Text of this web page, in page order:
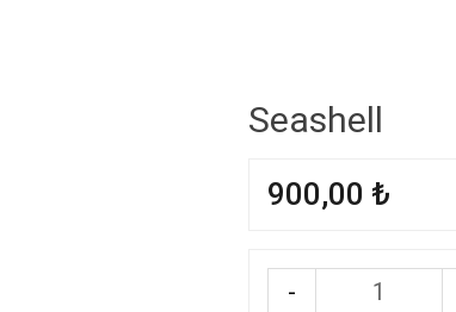
Seashell
900,00 ₺
Quantity
-